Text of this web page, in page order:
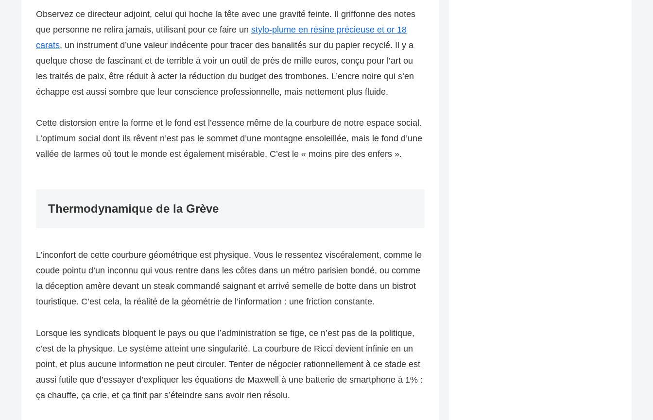
Observez ce directeur adjoint, celui qui hoche la tête avec une gravité feinte. Il griffonne des notes
que personne ne relira jamais, utilisant pour ce faire un stylo-plume en résine précieuse et or 18
carats, un instrument d’une valeur indécente pour tracer des banalités sur du papier recyclé. Il y a
quelque chose de fascinant et de terrible à voir un outil de près de mille euros, conçu pour l’art ou
les traités de paix, être réduit à acter la réduction du budget des trombones. L’encre noire qui s’en
échappe est aussi sombre que leur conscience professionnelle, mais nettement plus fluide.
Cette distorsion entre la forme et le fond est l’essence même de la courbure de notre espace social.
L’optimum social dont ils rêvent n’est pas le sommet d’une montagne ensoleillée, mais le fond d’une
vallée de larmes où tout le monde est également misérable. C’est le « moins pire des enfers ».
Thermodynamique de la Grève
L’inconfort de cette courbure géométrique est physique. Vous le ressentez viscéralement, comme le
coude pointu d’un inconnu qui vous rentre dans les côtes dans un métro parisien bondé, ou comme
la déception amère devant un steak commandé saignant et arrivé semelle de botte dans un bistrot
touristique. C’est cela, la réalité de la géométrie de l’information : une friction constante.
Lorsque les syndicats bloquent le pays ou que l’administration se fige, ce n’est pas de la politique,
c’est de la physique. Le système atteint une singularité. La courbure de Ricci devient infinie en un
point, et plus aucune information ne peut circuler. Tenter de négocier rationnellement à ce stade est
aussi futile que d’essayer d’expliquer les équations de Maxwell à une batterie de smartphone à 1% :
ça chauffe, ça crie, et ça finit par s’éteindre sans avoir rien résolu.